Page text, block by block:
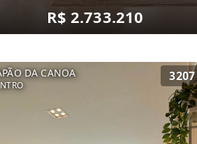
R$ 2.733.210
DA CANOA 3207